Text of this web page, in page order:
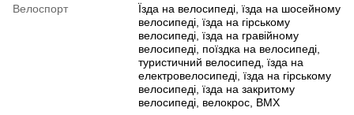
Велоспорт
Їзда на велосипеді, їзда на шосейному
велосипеді, їзда на гірському
велосипеді, їзда на гравійному
велосипеді, поїздка на велосипеді,
туристичний велосипед, їзда на
електровелосипеді, їзда на гірському
велосипеді, їзда на закритому
велосипеді, велокрос, BMX